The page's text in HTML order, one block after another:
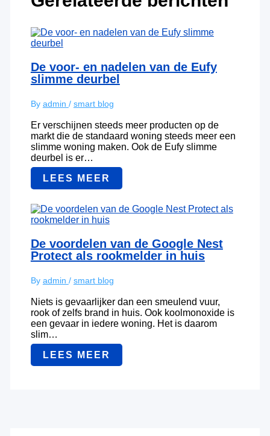
De voor- en nadelen van de Eufy
slimme deurbel
By admin / smart blog
Er verschijnen steeds meer producten op de
markt die de standaard woning steeds meer een
slimme woning maken. Ook de Eufy slimme
deurbel is er…
LEES MEER
De voordelen van de Google Nest
Protect als rookmelder in huis
By admin / smart blog
Niets is gevaarlijker dan een smeulend vuur,
rook of zelfs brand in huis. Ook koolmonoxide is
een gevaar in iedere woning. Het is daarom
slim…
LEES MEER